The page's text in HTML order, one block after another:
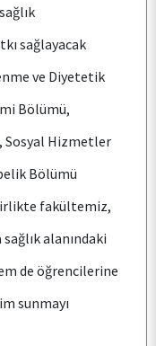
sağlayacak
ve Diyetetik
Bölümü,
Sosyal Hizmetler
Bölümü
fakültemiz,
alanındaki
de öğrencilerine
sunmayı